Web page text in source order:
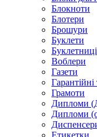
Блокноти
Блотери
Брошури
Буклети
Буклетниці
Воблери
Газети
Грамоти
Дипломи
Дипломи
Етикетки